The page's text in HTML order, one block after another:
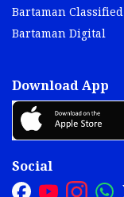
Bartaman Classified
Bartaman Digital
Download App
Social